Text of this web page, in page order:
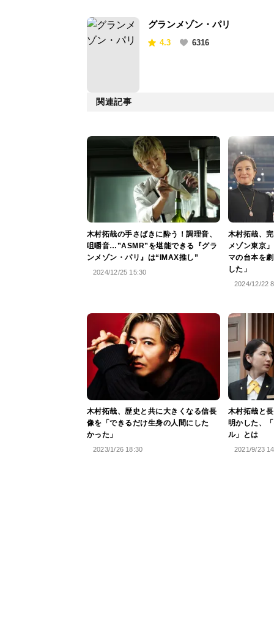
グランメゾン・パリ
4.3 6316
関連記事
木村拓哉の手さばきに酔う！調理音、
咀嚼音…”ASMR”を堪能できる『グラ
ンメゾン・パリ』は“IMAX推し”
2024/12/25 15:30
木村拓哉、
メゾン東京
マの台本を
した」
2024/12/22
木村拓哉、歴史と共に大きくなる信長
像を「できるだけ生身の人間にした
かった」
2023/1/26 18:30
木村拓哉と
明かした、
ル」とは
2021/9/23